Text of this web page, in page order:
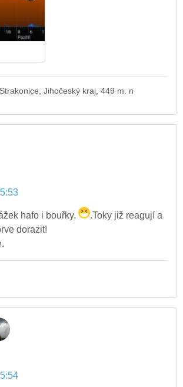
Jihočeský kraj, 449 m. n
hafo i bouřky.
.Toky již reagují a
dorazit!